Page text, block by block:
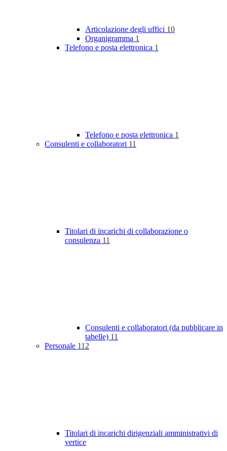
Articolazione degli uffici 10
Organigramma 1
Telefono e posta elettronica 1
Telefono e posta elettronica 1
Consulenti e collaboratori 11
Titolari di incarichi di collaborazione o
consulenza 11
Consulenti e collaboratori (da pubblicare in
tabelle) 11
Personale 112
Titolari di incarichi dirigenziali amministrativi di
vertice